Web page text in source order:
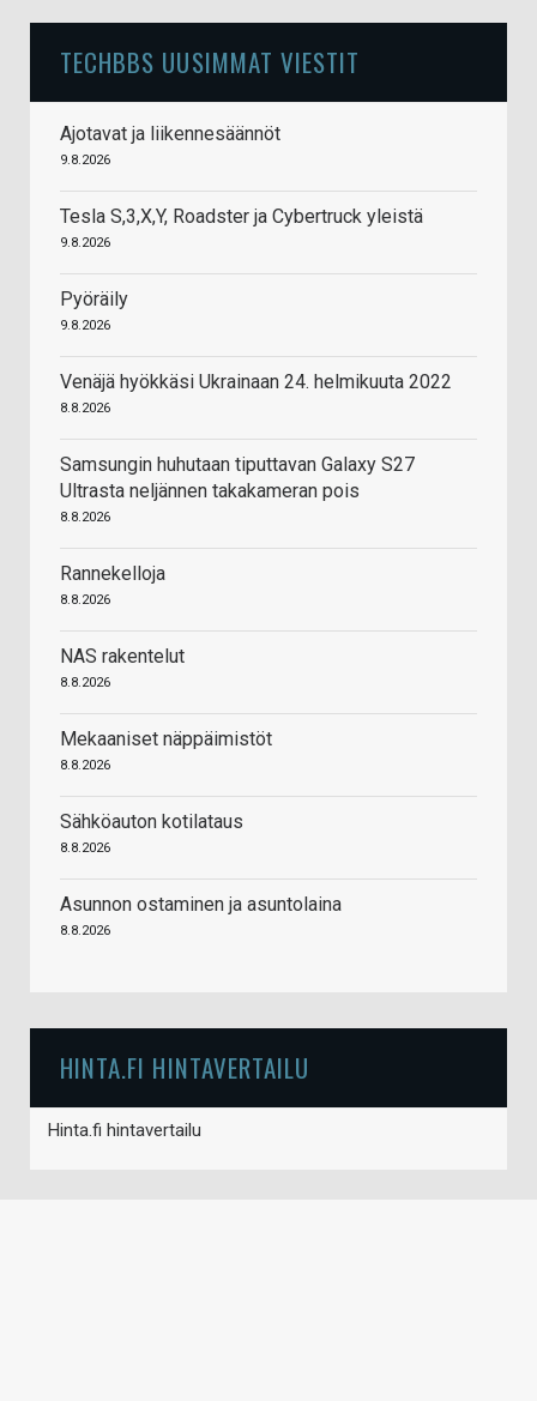
TECHBBS UUSIMMAT VIESTIT
Ajotavat ja liikennesäännöt
9.8.2026
Tesla S,3,X,Y, Roadster ja Cybertruck yleistä
9.8.2026
Pyöräily
9.8.2026
Venäjä hyökkäsi Ukrainaan 24. helmikuuta 2022
8.8.2026
Samsungin huhutaan tiputtavan Galaxy S27
Ultrasta neljännen takakameran pois
8.8.2026
Rannekelloja
8.8.2026
NAS rakentelut
8.8.2026
Mekaaniset näppäimistöt
8.8.2026
Sähköauton kotilataus
8.8.2026
Asunnon ostaminen ja asuntolaina
8.8.2026
HINTA.FI HINTAVERTAILU
Hinta.fi hintavertailu